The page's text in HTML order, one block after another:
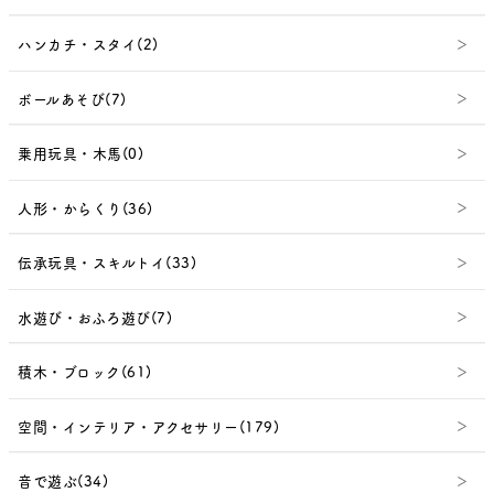
ハンカチ・スタイ(2)
ボールあそび(7)
乗用玩具・木馬(0)
人形・からくり(36)
伝承玩具・スキルトイ(33)
水遊び・おふろ遊び(7)
積木・ブロック(61)
空間・インテリア・アクセサリー(179)
音で遊ぶ(34)